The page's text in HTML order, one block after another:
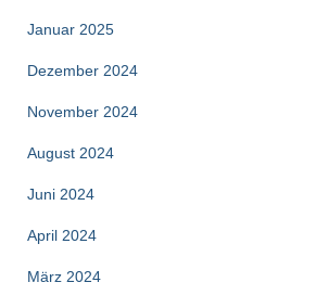
Januar 2025
Dezember 2024
November 2024
August 2024
Juni 2024
April 2024
März 2024